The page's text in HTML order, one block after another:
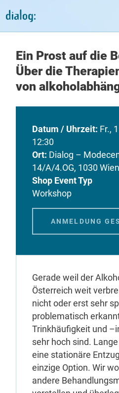
Ein Prost auf die
Über die
von
Datum / Uhrzeit Fr.,
12:30
Ort Dialog –
14/A/4.OG, 1030 Wien
Shop Event Typ
Workshop
ANMELDUNG
Gerade weil der
Österreich weit
nicht oder erst sehr
problematisch
Trinkhäufigkeit und
sehr hoch sind.
eine stationäre
einzige Option. Wir
andere